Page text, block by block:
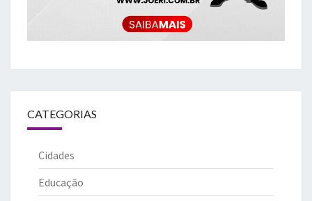
CATEGORIAS
Cidades
Educação